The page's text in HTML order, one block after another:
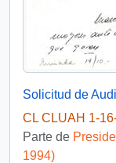
CL CLUAH 1-
Parte de
1994)